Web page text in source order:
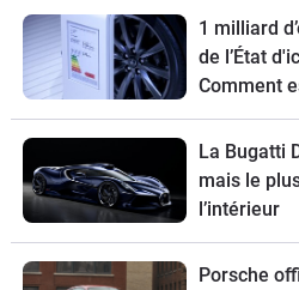
1 milliard
de l’État
Comment
La Bugatti
mais le
l’intérieur
Porsche